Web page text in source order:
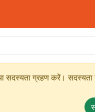
सदस्यता ग्रहण करें।